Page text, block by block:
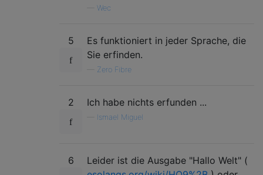
Wec
5
Es funktioniert in jeder Sprache, die
Sie erfinden.
Zero Fibre
2 Ich habe nichts erfunden ...
Ismael Miguel
6
Leider ist die Ausgabe "Hallo Welt" (